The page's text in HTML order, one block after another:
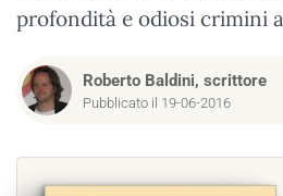
profondità e odiosi crimini
Roberto Baldini, scrittore
Pubblicato il 19-06-2016